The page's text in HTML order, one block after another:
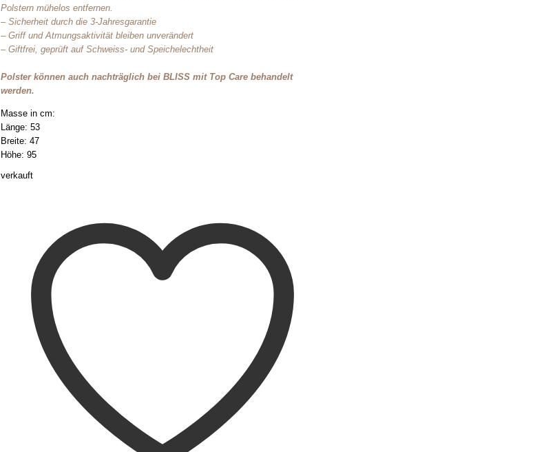
Polstern mühelos entfernen.
– Sicherheit durch die 3-Jahresgarantie
– Griff und Atmungsaktivität bleiben unverändert
– Giftfrei, geprüft auf Schweiss- und Speichelechtheit
Polster können auch nachträglich bei BLISS mit Top Care behandelt
werden.
Masse in cm:
Länge: 53
Breite: 47
Höhe: 95
verkauft